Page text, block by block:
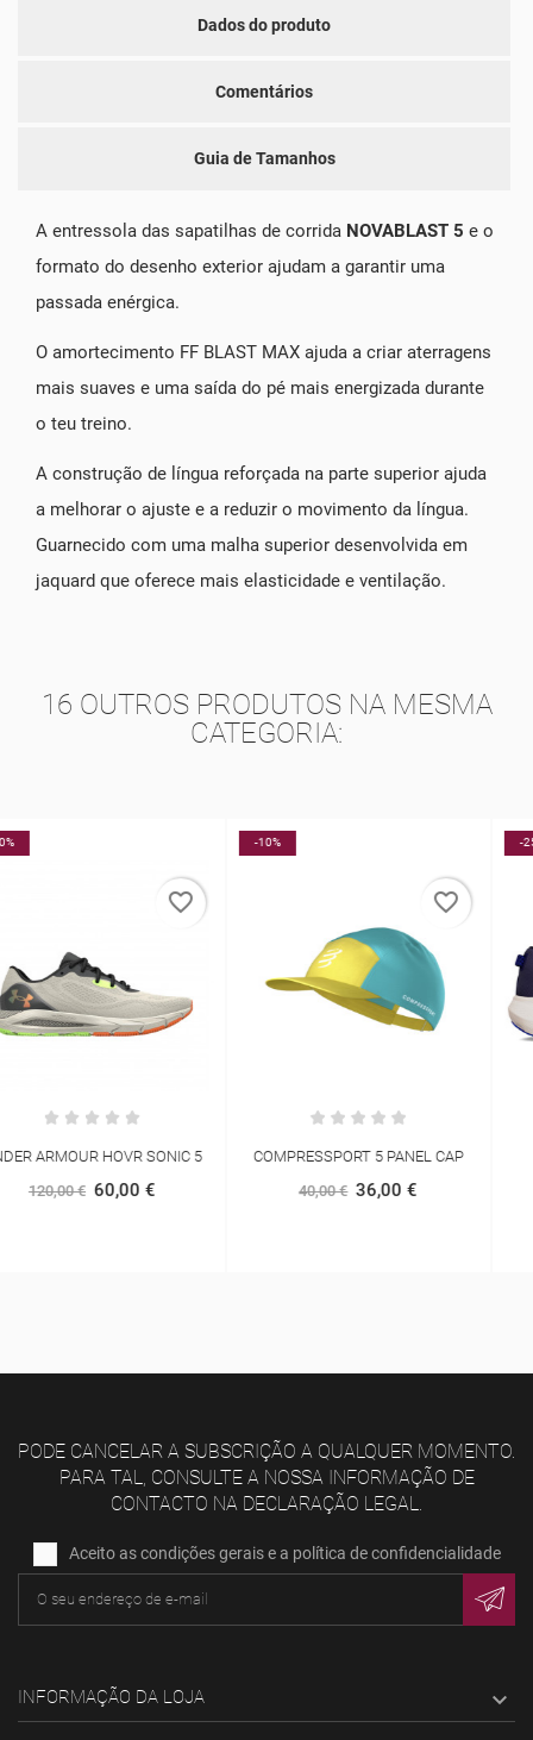
Dados do produto
Comentários
Guia de Tamanhos
A entressola das sapatilhas de corrida NOVABLAST 5 e o
formato do desenho exterior ajudam a garantir uma
passada enérgica.
O amortecimento FF BLAST MAX ajuda a criar aterragens
mais suaves e uma saída do pé mais energizada durante
o teu treino.
A construção de língua reforçada na parte superior ajuda
a melhorar o ajuste e a reduzir o movimento da língua.
Guarnecido com uma malha superior desenvolvida em
jaquard que oferece mais elasticidade e ventilação.
16 OUTROS PRODUTOS NA MESMA
CATEGORIA:
COMPRESSPORT 5 PANEL CAP
40,00 € 36,00 €
ALTRA FWD VIA
170,00 € 127,50 €
PODE CANCELAR A SUBSCRIÇÃO A QUALQUER MOMENTO.
PARA TAL, CONSULTE A NOSSA INFORMAÇÃO DE
CONTACTO NA DECLARAÇÃO LEGAL.
Aceito as condições gerais e a política de confidencialidade
INFORMAÇÃO DA LOJA 